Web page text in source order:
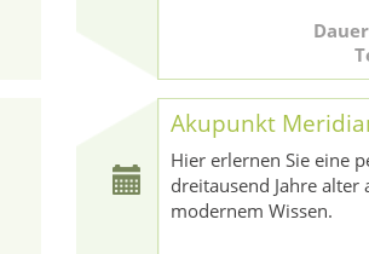
Akupunkt
Hier erlernen Sie eine
dreitausend Jahre alter
modernem Wissen.